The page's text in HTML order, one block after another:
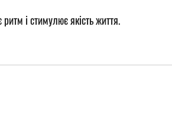
і стимулює якість життя.